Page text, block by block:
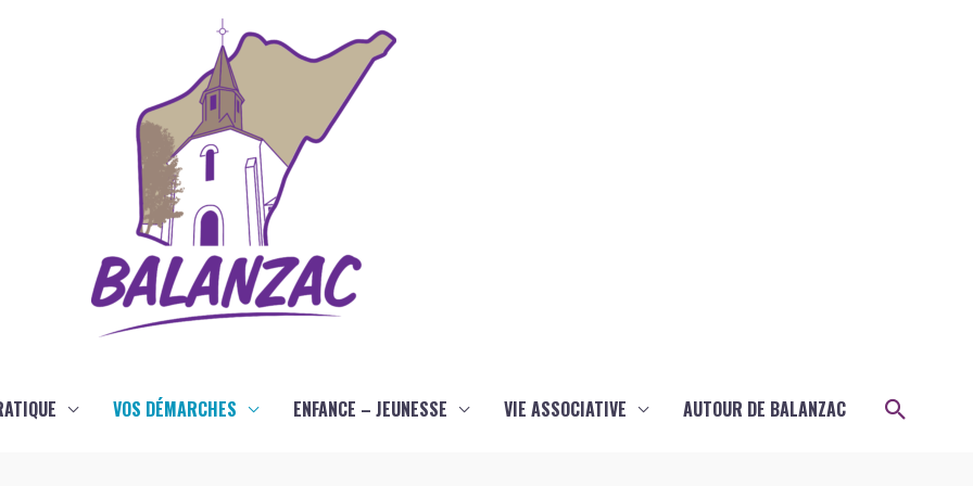
VOS DÉMARCHES ENFANCE – JEUNESSE VIE ASSOCIATIVE AUTOUR DE BALANZAC